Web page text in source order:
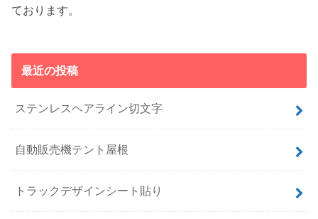
ております。
最近の投稿
ステンレスヘアライン切文字
自動販売機テント屋根
トラックデザインシート貼り